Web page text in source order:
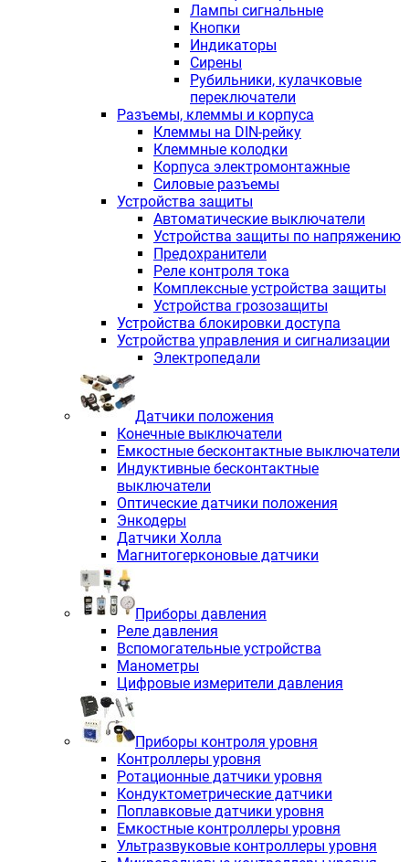
Лампы сигнальные
Кнопки
Индикаторы
Сирены
Рубильники, кулачковые
переключатели
Разъемы, клеммы и корпуса
Клеммы на DIN-рейку
Клеммные колодки
Корпуса электромонтажные
Силовые разъемы
Устройства защиты
Автоматические выключатели
Устройства защиты по напряжению
Предохранители
Реле контроля тока
Комплексные устройства защиты
Устройства грозозащиты
Устройства блокировки доступа
Устройства управления и сигнализации
Электропедали
Датчики положения
Конечные выключатели
Емкостные бесконтактные выключатели
Индуктивные бесконтактные
выключатели
Оптические датчики положения
Энкодеры
Датчики Холла
Магнитогерконовые датчики
Приборы давления
Реле давления
Вспомогательные устройства
Манометры
Цифровые измерители давления
Приборы контроля уровня
Контроллеры уровня
Ротационные датчики уровня
Кондуктометрические датчики
Поплавковые датчики уровня
Емкостные контроллеры уровня
Ультразвуковые контроллеры уровня